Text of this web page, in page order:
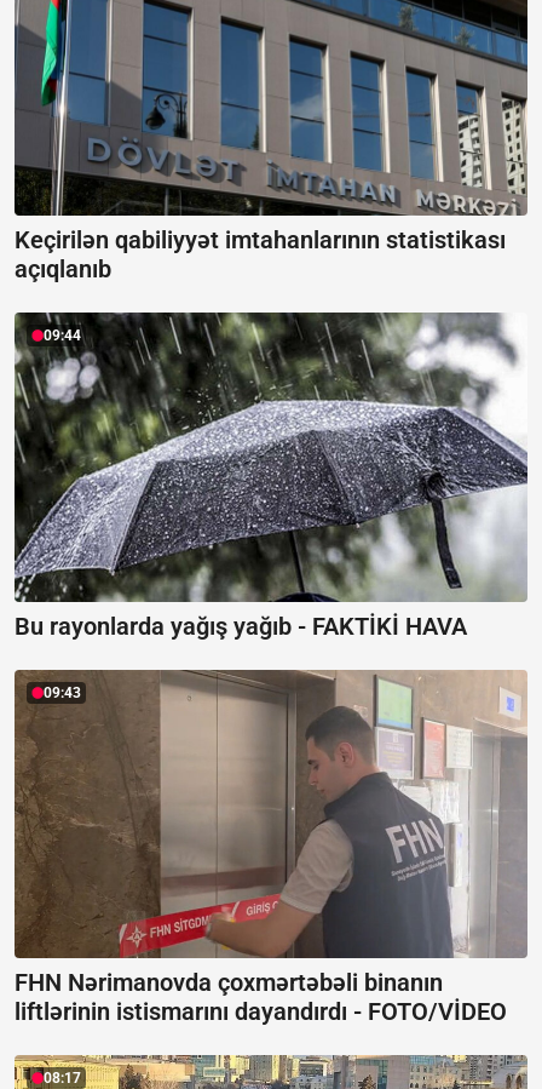
Keçirilən qabiliyyət imtahanlarının statistikası
açıqlanıb
09:44
Bu rayonlarda yağış yağıb - FAKTİKİ HAVA
09:43
FHN Nərimanovda çoxmərtəbəli binanın
liftlərinin istismarını dayandırdı - FOTO/VİDEO
08:17